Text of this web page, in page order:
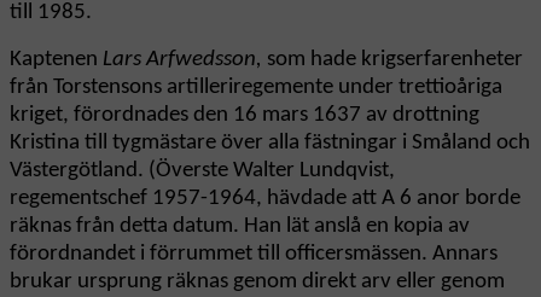
till 1985.
Kaptenen Lars Arfwedsson, som hade krigserfarenheter
från Torstensons artilleriregemente under trettioåriga
kriget, förordnades den 16 mars 1637 av drottning
Kristina till tygmästare över alla fästningar i Småland och
Västergötland. (Överste Walter Lundqvist,
regementschef 1957-1964, hävdade att A 6 anor borde
räknas från detta datum. Han lät anslå en kopia av
förordnandet i förrummet till officersmässen. Annars
brukar ursprung räknas genom direkt arv eller genom